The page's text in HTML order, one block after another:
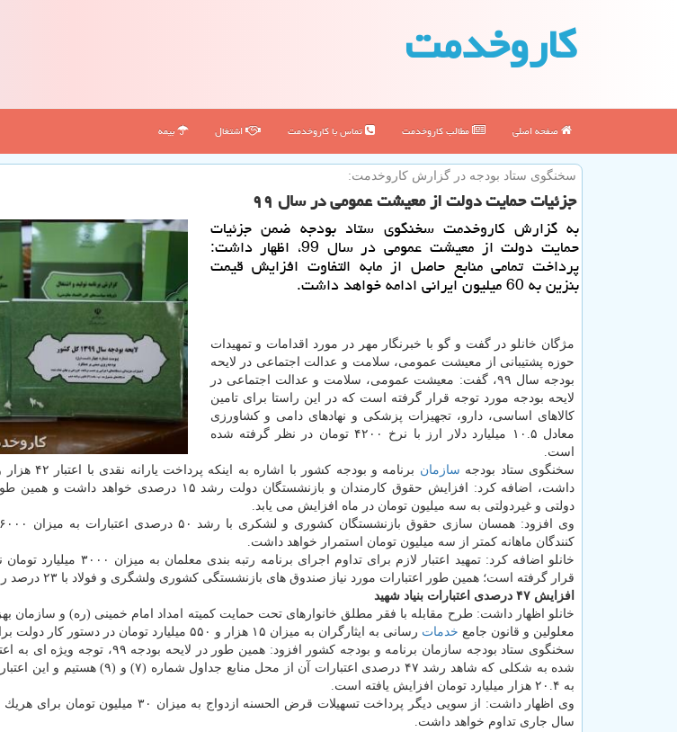
كاروخدمت
صفحه اصلی مطالب كاروخدمت تماس با كاروخدمت اشتغال بیمه
سخنگوی ستاد بودجه در گزارش كاروخدمت:
جزئیات حمایت دولت از معیشت عمومی در سال ۹۹
به گزارش كاروخدمت سخنگوی ستاد بودجه ضمن جزئیات
حمایت دولت از معیشت عمومی در سال 99، اظهار داشت:
پرداخت تمامی منابع حاصل از مابه التفاوت افزایش قیمت
بنزین به 60 میلیون ایرانی ادامه خواهد داشت.
مژگان خانلو در گفت و گو با خبرنگار مهر در مورد اقدامات و تمهیدات
حوزه پشتیبانی از معیشت عمومی، سلامت و عدالت اجتماعی در لایحه
بودجه سال ۹۹، گفت: معیشت عمومی، سلامت و عدالت اجتماعی در
لایحه بودجه مورد توجه قرار گرفته است كه در این راستا برای تامین
كالاهای اساسی، دارو، تجهیزات پزشكی و نهادهای دامی و كشاورزی
معادل ۱۰.۵ میلیارد دلار ارز با نرخ ۴۲۰۰ تومان در نظر گرفته شده
است.
سخنگوی ستاد بودجه سازمان
داشت، اضافه كرد: افزایش حقوق كارمندان و بازنشستگان دولت
دولتی و غیردولتی به سه میلیون تومان در ماه افزایش می یابد.
كنندگان ماهانه كمتر از سه میلیون تومان استمرار خواهد داشت.
قرار گرفته است؛ همین طور اعتبارات مورد نیاز صندوق های بازنشستگی كشوری ولشگری و فولاد با ۲۳ درصد رشد روبه رو شده است.
افزایش ۴۷ درصدی اعتبارات بنیاد شهید
خانلو اظهار داشت: طرح مقابله با فقر مطلق خانوارهای تحت حمایت كمیته امداد امام خمینی (ره) و سازمان
معلولین و قانون جامع خدمات رسانی به ایثارگران به میزان ۱۵ هزار و ۵۵۰ میلیارد تومان در دستور كار دولت برای سال آینده قرار گرفته است.
سخنگوی ستاد بودجه سازمان برنامه و بودجه كشور
به ۲۰.۴ هزار میلیارد تومان افزایش یافته است.
وی اظهار داشت: از سویی دیگر پرداخت تسهیلات قرض
سال جاری تداوم خواهد داشت.